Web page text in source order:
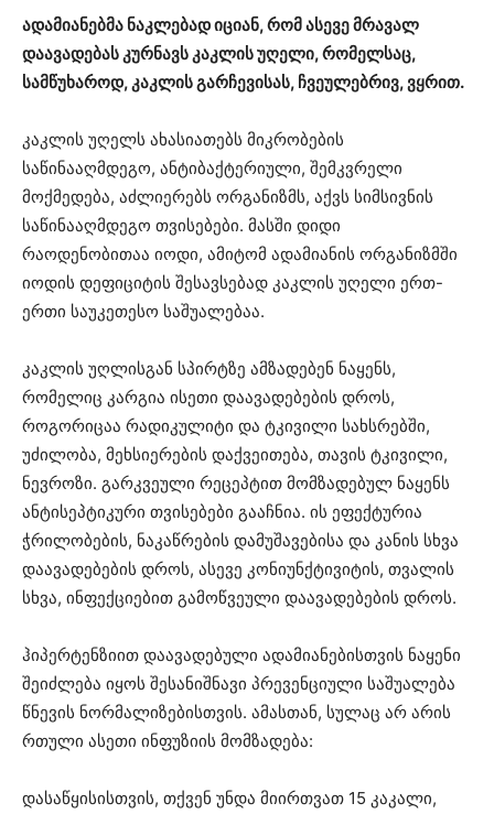
ადამიანებმა ნაკლებად იციან, რომ ასევე მრავალ
დაავადებას კურნავს კაკლის უღელი, რომელსაც,
სამწუხაროდ, კაკლის გარჩევისას, ჩვეულებრივ, ვყრით.
კაკლის უღელს ახასიათებს მიკრობების
საწინააღმდეგო, ანტიბაქტერიული, შემკვრელი
მოქმედება, აძლიერებს ორგანიზმს, აქვს სიმსივნის
საწინააღმდეგო თვისებები. მასში დიდი
რაოდენობითაა იოდი, ამიტომ ადამიანის ორგანიზმში
იოდის დეფიციტის შესავსებად კაკლის უღელი ერთ-
ერთი საუკეთესო საშუალებაა.
კაკლის უღლისგან სპირტზე ამზადებენ ნაყენს,
რომელიც კარგია ისეთი დაავადებების დროს,
როგორიცაა რადიკულიტი და ტკივილი სახსრებში,
უძილობა, მეხსიერების დაქვეითება, თავის ტკივილი,
ნევროზი. გარკვეული რეცეპტით მომზადებულ ნაყენს
ანტისეპტიკური თვისებები გააჩნია. ის ეფექტურია
ჭრილობების, ნაკაწრების დამუშავებისა და კანის სხვა
დაავადებების დროს, ასევე კონიუნქტივიტის, თვალის
სხვა, ინფექციებით გამოწვეული დაავადებების დროს.
ჰიპერტენზიით დაავადებული ადამიანებისთვის ნაყენი
შეიძლება იყოს შესანიშნავი პრევენციული საშუალება
წნევის ნორმალიზებისთვის. ამასთან, სულაც არ არის
რთული ასეთი ინფუზიის მომზადება:
დასაწყისისთვის, თქვენ უნდა მიირთვათ 15 კაკალი,